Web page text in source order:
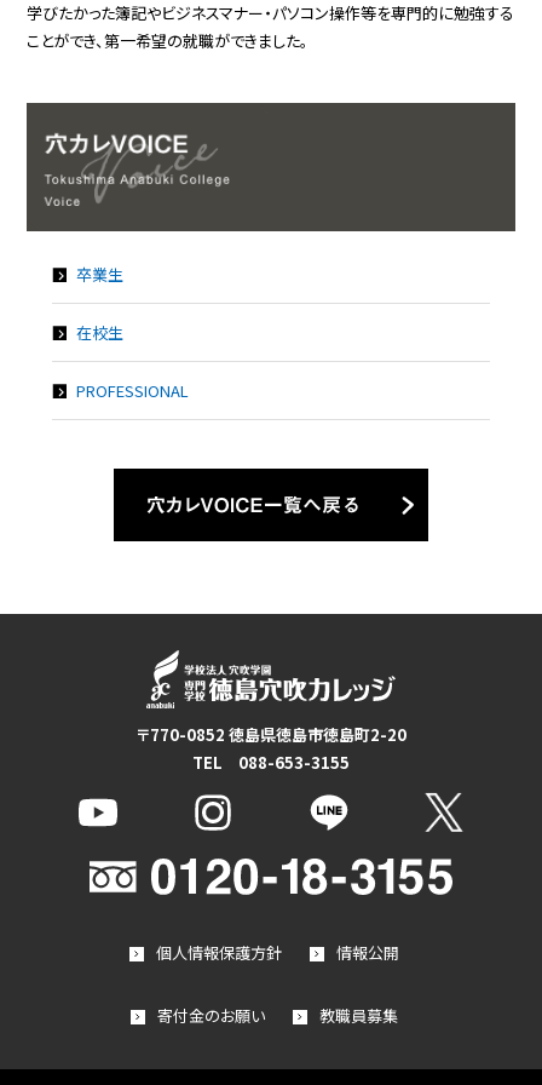
学びたかった簿記やビジネスマナー・パソコン操作等を専門的に勉強する
ことができ、第一希望の就職ができました。
卒業生
在校生
PROFESSIONAL
〒770-0852 徳島県徳島市徳島町2-20
TEL 088-653-3155
個人情報保護方針 情報公開
寄付金のお願い 教職員募集